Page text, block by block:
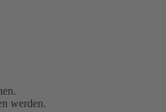
werden.